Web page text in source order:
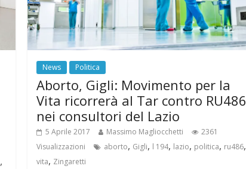
,
News Politica
Aborto, Gigli: Movimento per la
Vita ricorrerà al Tar contro RU486
nei consultori del Lazio
5 Aprile 2017 Massimo Magliocchetti
2361
Visualizzazioni
aborto, Gigli, l 194, lazio, politica, ru486,
vita, Zingaretti